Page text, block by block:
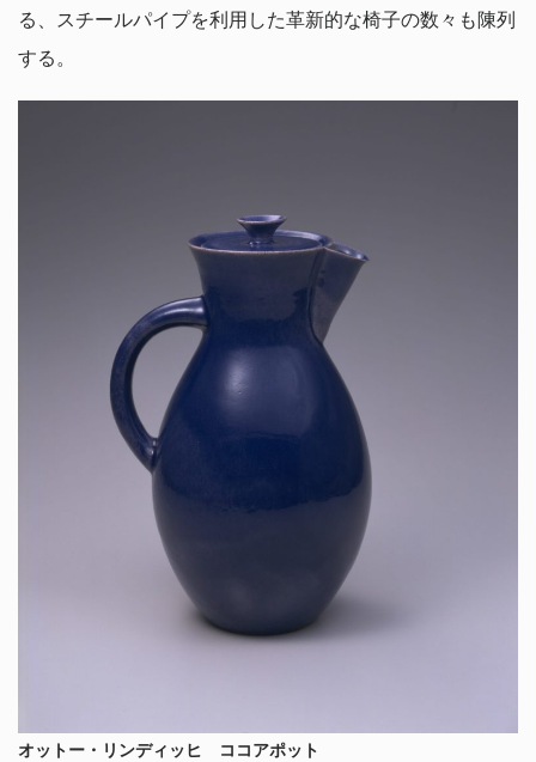
る、スチールパイプを利用した革新的な椅子の数々も陳列
する。
オットー・リンディッヒ ココアポット